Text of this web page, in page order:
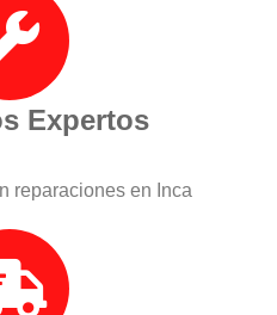
Expertos
reparaciones en Inca